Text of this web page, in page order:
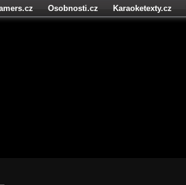
Osobnosti.cz Karaoketexty.cz